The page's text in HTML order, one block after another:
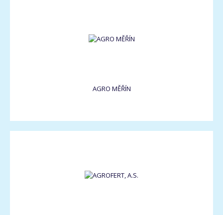
AGRO MĚŘÍN